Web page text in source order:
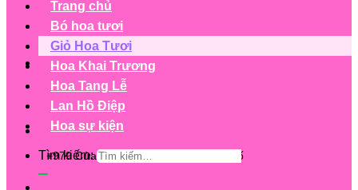
+979 Cửa hàng trên 63 tỉnh/ thành phố
Trang chủ
Bó hoa tươi
Giỏ Hoa Tươi
Hoa Khai Trương
Hoa Tang Lễ
Lan Hồ Điệp
Hoa sự kiện
Tìm kiếm: